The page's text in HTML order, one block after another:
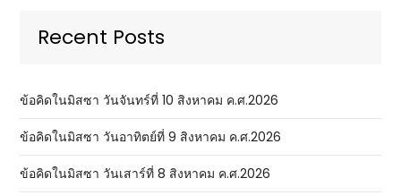
Recent Posts
ข้อคิดในมิสซา วันจันทร์ที่ 10 สิงหาคม ค.ศ.2026
ข้อคิดในมิสซา วันอาทิตย์ที่ 9 สิงหาคม ค.ศ.2026
ข้อคิดในมิสซา วันเสาร์ที่ 8 สิงหาคม ค.ศ.2026